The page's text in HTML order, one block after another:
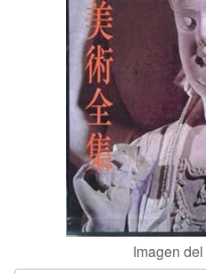
Imagen